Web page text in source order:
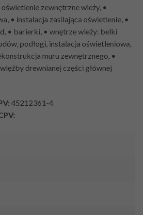
zewnętrzne wieży, •
• instalacja zasilająca oświetlenie, •
• barierki, • wnętrze wieży: belki
podłogi, instalacja oświetleniowa,
muru zewnętrznego, •
drewnianej części głównej
45212361-4